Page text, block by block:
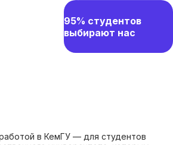
95% студентов
выбирают нас
в КемГУ — для студентов